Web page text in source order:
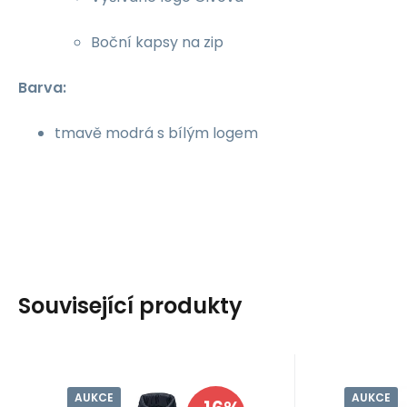
Boční kapsy na zip
Barva:
tmavě modrá s bílým logem
Související produkty
AUKCEKód: i10_P78555
Kód dod.:92800593706
Skladem - expedice ihned
AUKCE
Hi-TecKód